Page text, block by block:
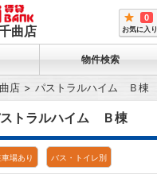
曲店
0
お気に入り
物件検索
店 パストラルハイム Ｂ棟
トラルハイム Ｂ棟
場あり バス・トイレ別